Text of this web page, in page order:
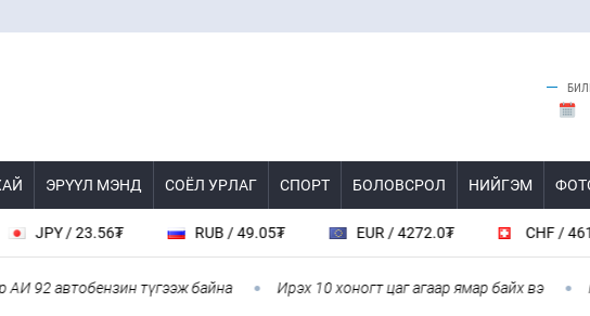
ЭРҮҮЛ МЭНД СОЁЛ УРЛАГ СПОРТ БОЛОВСРОЛ НИЙГЭМ
/ 23.56₮ RUB / 49.05₮ EUR / 4272.0₮ CHF / 4618.0₮
автобензин түгээж байна Ирэх 10 хоногт цаг агаар ямар байх вэ